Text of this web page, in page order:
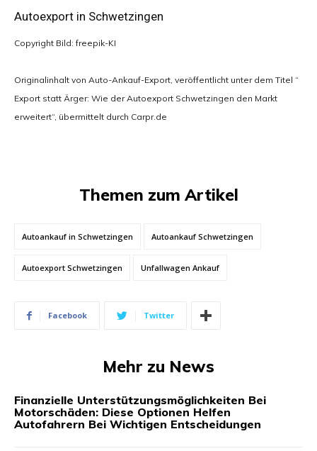
Autoexport in Schwetzingen
Copyright Bild: freepik-KI
Originalinhalt von Auto-Ankauf-Export, veröffentlicht unter dem Titel “
Export statt Ärger: Wie der Autoexport Schwetzingen den Markt
erweitert“, übermittelt durch Carpr.de
Themen zum Artikel
Autoankauf in Schwetzingen Autoankauf Schwetzingen
Autoexport Schwetzingen Unfallwagen Ankauf
Facebook Twitter
Mehr zu News
Finanzielle Unterstützungsmöglichkeiten Bei
Motorschäden: Diese Optionen Helfen
Autofahrern Bei Wichtigen Entscheidungen